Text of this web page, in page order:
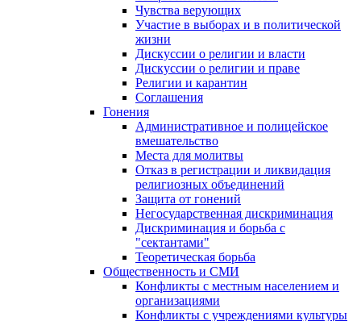
Чувства верующих
Участие в выборах и в политической
жизни
Дискуссии о религии и власти
Дискуссии о религии и праве
Религии и карантин
Соглашения
Гонения
Административное и полицейское
вмешательство
Места для молитвы
Отказ в регистрации и ликвидация
религиозных объединений
Защита от гонений
Негосударственная дискриминация
Дискриминация и борьба с
"сектантами"
Теоретическая борьба
Общественность и СМИ
Конфликты с местным населением и
организациями
Конфликты с учреждениями культуры